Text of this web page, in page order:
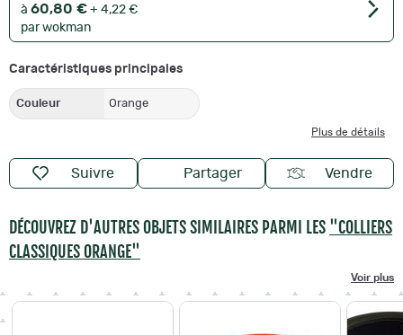
à 60,80 € + 4,22 €
par wokman
Caractéristiques principales
Couleur Orange
Plus de détails
Suivre Partager Vendre
DÉCOUVREZ D'AUTRES OBJETS SIMILAIRES PARMI LES "COLLIERS
CLASSIQUES ORANGE"
Voir plus